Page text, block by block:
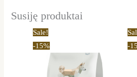
Susiję produktai
Sale!
-15%
through
33,99 €
multiple
-